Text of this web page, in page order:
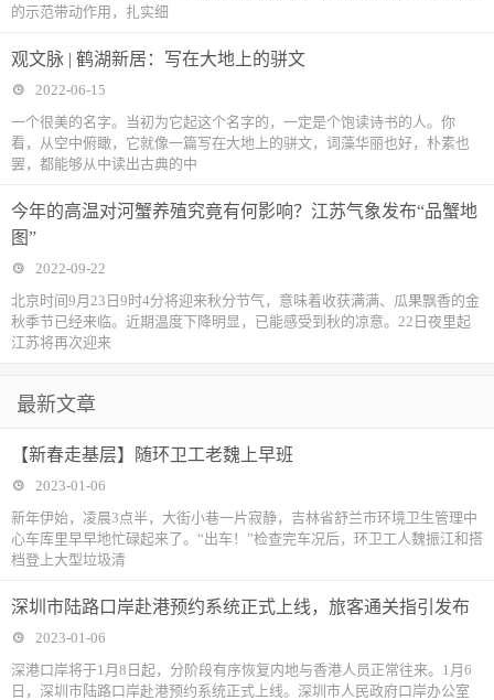
的示范带动作用，扎实细
观文脉 | 鹤湖新居：写在大地上的骈文
2022-06-15
一个很美的名字。当初为它起这个名字的，一定是个饱读诗书的人。你
看，从空中俯瞰，它就像一篇写在大地上的骈文，词藻华丽也好，朴素也
罢，都能够从中读出古典的中
今年的高温对河蟹养殖究竟有何影响？江苏气象发布“品蟹地
图”
2022-09-22
北京时间9月23日9时4分将迎来秋分节气，意味着收获满满、瓜果飘香的金
秋季节已经来临。近期温度下降明显，已能感受到秋的凉意。22日夜里起
江苏将再次迎来
最新文章
【新春走基层】随环卫工老魏上早班
2023-01-06
新年伊始，凌晨3点半，大街小巷一片寂静，吉林省舒兰市环境卫生管理中
心车库里早早地忙碌起来了。“出车！”检查完车况后，环卫工人魏振江和搭
档登上大型垃圾清
深圳市陆路口岸赴港预约系统正式上线，旅客通关指引发布
2023-01-06
深港口岸将于1月8日起，分阶段有序恢复内地与香港人员正常往来。1月6
日，深圳市陆路口岸赴港预约系统正式上线。深圳市人民政府口岸办公室